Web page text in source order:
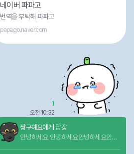
네이버 파파고
번역을 부탁해 파파고
papago.naver.com
1
오전 10:32
짱구예요에게 답장
안녕하세요 안녕하세요안녕하세요안녕